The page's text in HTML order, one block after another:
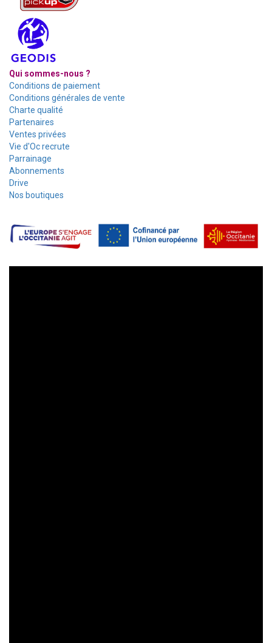
Qui sommes-nous ?
Conditions de paiement
Conditions générales de vente
Charte qualité
Partenaires
Ventes privées
Vie d'Oc recrute
Parrainage
Abonnements
Drive
Nos boutiques